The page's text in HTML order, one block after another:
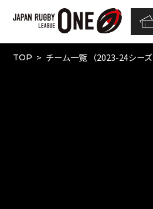
TOP チーム一覧 （2023-24シーズ